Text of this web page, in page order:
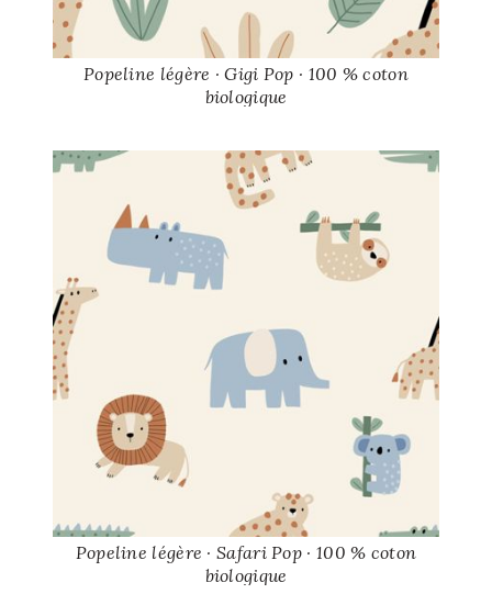
Popeline légère · Gigi Pop · 100 % coton
biologique
Popeline légère · Safari Pop · 100 % coton
biologique